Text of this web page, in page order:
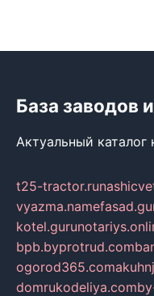
База заводов
Актуальный
t25-tractor.ru
vyazma.name
kotel.guru
bpb.byprotrud.com
ogorod365.com
domrukodeliya.com